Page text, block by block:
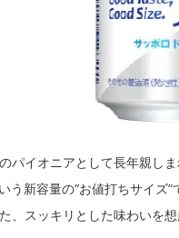
パイオニアとして長年親し
う新容量の“お値打ちサイズ
、スッキリとした味わいを